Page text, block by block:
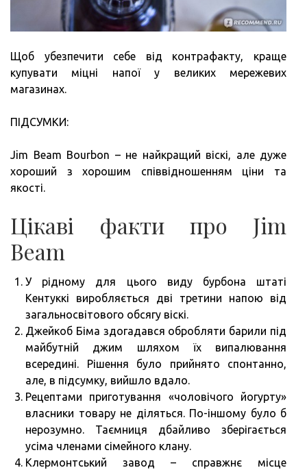
Щоб убезпечити себе від контрафакту, краще
купувати міцні напої у великих мережевих
магазинах.
ПІДСУМКИ:
Jim Beam Bourbon – не найкращий віскі, але дуже
хороший з хорошим співвідношенням ціни та
якості.
Цікаві факти про Jim
Beam
У рідному для цього виду бурбона штаті
Кентуккі виробляється дві третини напою від
загальносвітового обсягу віскі.
Джейкоб Біма здогадався обробляти барили під
майбутній джим шляхом їх випалювання
всередині. Рішення було прийнято спонтанно,
але, в підсумку, вийшло вдало.
Рецептами приготування «чоловічого йогурту»
власники товару не діляться. По-іншому було б
нерозумно. Таємниця дбайливо зберігається
усіма членами сімейного клану.
Клермонтський завод – справжнє місце